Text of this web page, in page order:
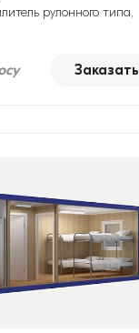
рулонного типа,
Заказать